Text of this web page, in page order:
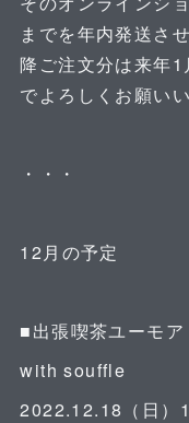
までを年内発送さ
降ご注文分は来年
でよろしくお願い
・・・
12月の予定
■出張喫茶ユーモア
with souffle
2022.12.18（日）